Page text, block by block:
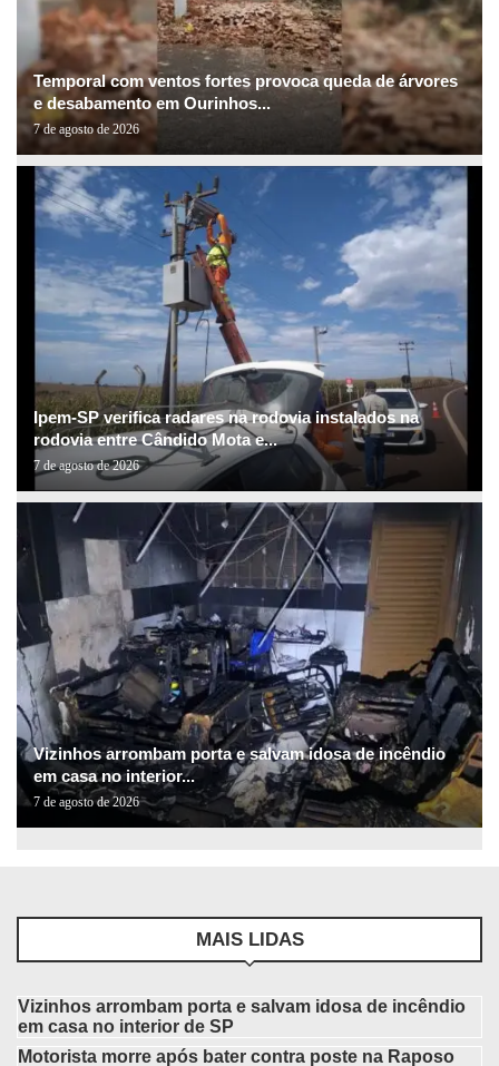
Temporal com ventos fortes provoca queda de árvores
e desabamento em Ourinhos...
7 de agosto de 2026
Ipem-SP verifica radares na rodovia instalados na
rodovia entre Cândido Mota e...
7 de agosto de 2026
Vizinhos arrombam porta e salvam idosa de incêndio
em casa no interior...
7 de agosto de 2026
MAIS LIDAS
Vizinhos arrombam porta e salvam idosa de incêndio
em casa no interior de SP
Motorista morre após bater contra poste na Raposo